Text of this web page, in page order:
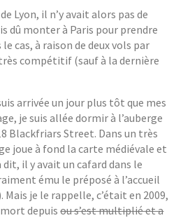
Lyon, il n’y avait alors pas de
dû monter à Paris pour prendre
le cas, à raison de deux vols par
compétitif (sauf à la dernière
arrivée un jour plus tôt que mes
je suis allée dormir à l’auberge
Blackfriars Street. Dans un très
joue à fond la carte médiévale et
il y avait un cafard dans le
ému le préposé à l’accueil
je le rappelle, c’était en 2009,
depuisou s’est multiplié et a